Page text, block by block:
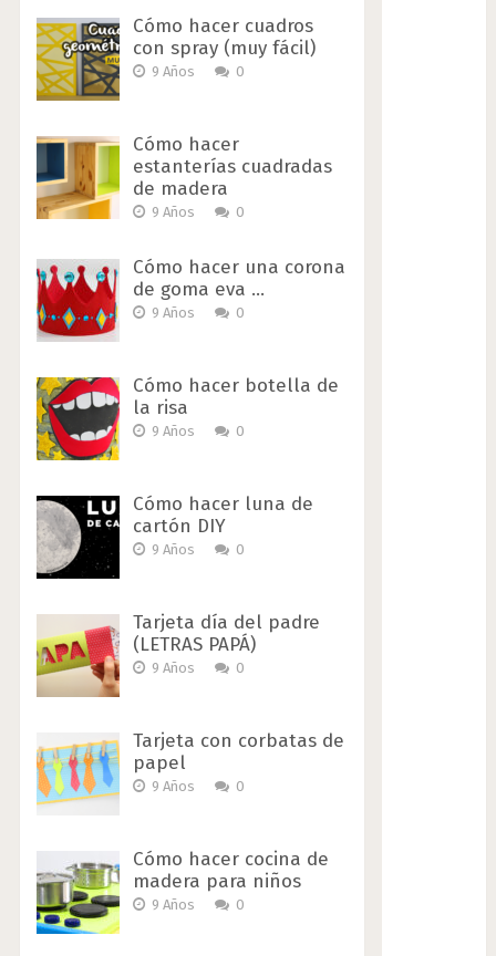
Cómo hacer cuadros
con spray (muy fácil)
9 Años 0
Cómo hacer
estanterías cuadradas
de madera
9 Años 0
Cómo hacer una corona
de goma eva …
9 Años 0
Cómo hacer botella de
la risa
9 Años 0
Cómo hacer luna de
cartón DIY
9 Años 0
Tarjeta día del padre
(LETRAS PAPÁ)
9 Años 0
Tarjeta con corbatas de
papel
9 Años 0
Cómo hacer cocina de
madera para niños
9 Años 0